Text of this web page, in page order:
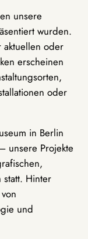
unsere
wurden.
aktuellen oder
erscheinen
oder
in Berlin
unsere Projekte
statt. Hinter
und